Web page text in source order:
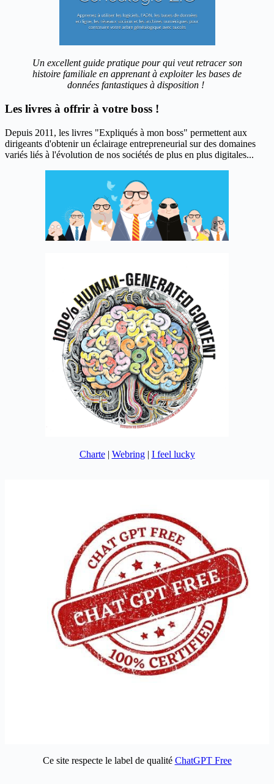
Un excellent guide pratique pour qui veut retracer son
histoire familiale en apprenant à exploiter les bases de
données fantastiques à disposition !
Les livres à offrir à votre boss !
Depuis 2011, les livres "Expliqués à mon boss" permettent aux
dirigeants d'obtenir un éclairage entrepreneurial sur des domaines
variés liés à l'évolution de nos sociétés de plus en plus digitales...
Charte| Webring| I feel lucky
Ce site respecte le label de qualité ChatGPT Free